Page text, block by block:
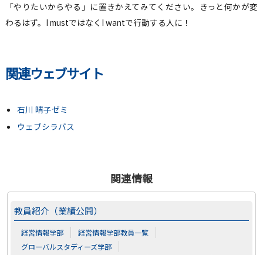
「やりたいからやる」に置きかえてみてください。きっと何かが変
わるはず。I mustではなくI wantで行動する人に！
関連ウェブサイト
石川 晴子ゼミ
ウェブシラバス
関連情報
教員紹介（業績公開）
経営情報学部
経営情報学部教員一覧
グローバルスタディーズ学部